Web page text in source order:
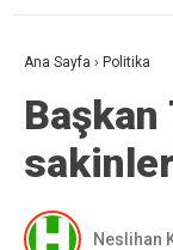
Ana Sayfa › Politika
Başkan
Neslihan